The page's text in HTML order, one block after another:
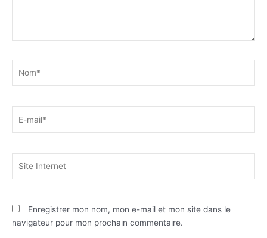
mail*
Internet
Enregistrer mon nom, mon e-mail et mon site dans le
navigateur pour mon prochain commentaire.